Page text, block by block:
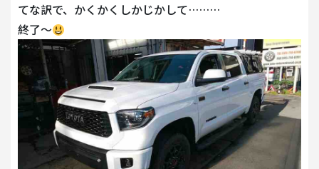
てな訳で、かくかくしかじかして………
終了～